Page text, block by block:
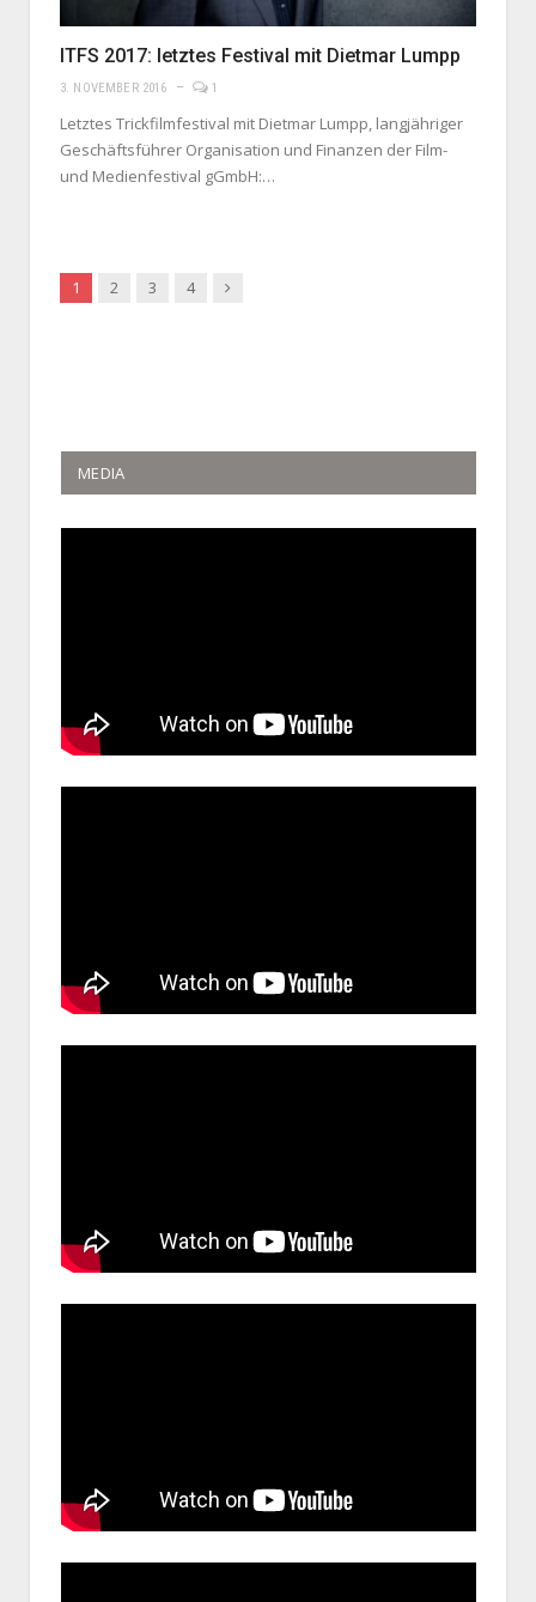
ITFS 2017: letztes Festival mit Dietmar Lumpp
3. NOVEMBER 2016 1
Letztes Trickfilmfestival mit Dietmar Lumpp, langjähriger
Geschäftsführer Organisation und Finanzen der Film-
und Medienfestival gGmbH:…
1 2 3 4 Next
MEDIA